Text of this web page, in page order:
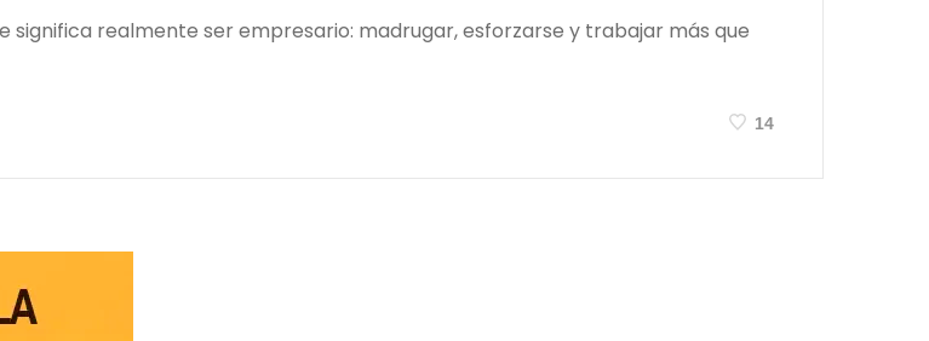
significa realmente ser empresario: madrugar, esforzarse y trabajar más que
14